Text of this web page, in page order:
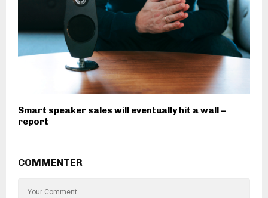
Smart speaker sales will eventually hit a wall –
report
COMMENTER